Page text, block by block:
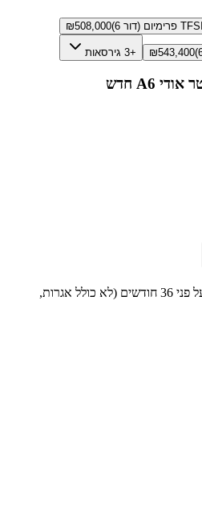
₪508,000
₪543,400 +3 גירסאות
אודי A6 חדש
עלות חודשית הוצאות חודשית על פני 36 חודשים (לא כולל אגרות,